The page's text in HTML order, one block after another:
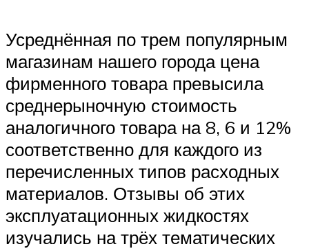
Усреднённая по трем популярным
магазинам нашего города цена
фирменного товара превысила
среднерыночную стоимость
аналогичного товара на 8, 6 и 12%
соответственно для каждого из
перечисленных типов расходных
материалов. Отзывы об этих
эксплуатационных жидкостях
изучались на трёх тематических